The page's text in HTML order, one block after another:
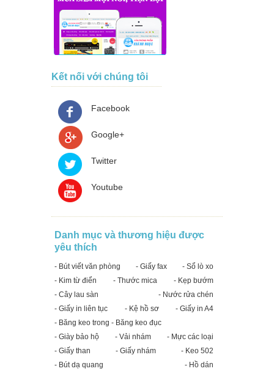
Kết nối với chúng tôi
Facebook
Google+
Twitter
Youtube
Danh mục và thương hiệu được
yêu thích
- Bút viết văn phòng - Giấy fax
- Sổ lò xo
- Kim từ điển
- Thước mica
- Kẹp bướm
- Cây lau sàn
- Nước rửa chén
- Giấy in liên tục
- Kệ hồ sơ
- Giấy in A4
- Băng keo trong - Băng keo đục
- Giày bảo hộ
- Vải nhám
- Mực các loại
- Giấy than
- Giấy nhám
- Keo 502
- Bút dạ quang
- Hồ dán